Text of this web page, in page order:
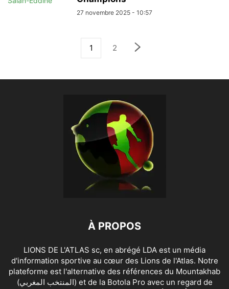
27 novembre 2025 - 10:57
1 2
À PROPOS
LIONS DE L'ATLAS sc, en abrégé LDA est un média
d'information sportive au cœur des Lions de l'Atlas. Notre
plateforme est l'alternative des références du Mountakhab
(المنتخب المغربي) et de la Botola Pro avec un regard de